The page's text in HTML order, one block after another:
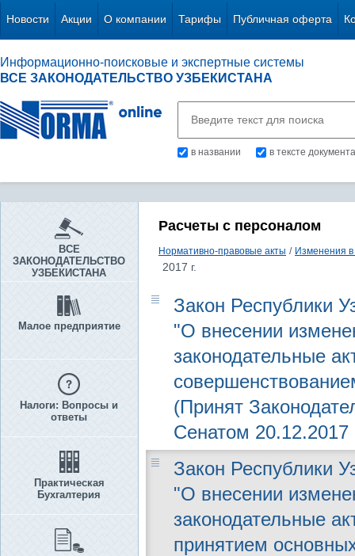
Новости Акции О компании Тарифы Публичная оферта
Информационно-поисковые и экспертные системы
ВСЕ ЗАКОНОДАТЕЛЬСТВО УЗБЕКИСТАНА
в названии в тексте документа
ВСЕ
ЗАКОНОДАТЕЛЬСТВО
УЗБЕКИСТАНА
Малое предприятие
Налоги: Вопросы и
ответы
Практическая
Бухгалтерия
Расчеты с персоналом
Нормативно-правовые акты / Изменения в
2017 г.
Закон Республики
"О внесении
законодательные
(Принят
Сенатом 20.12.2017
Закон Республики
"О внесении
законодательные
принятием